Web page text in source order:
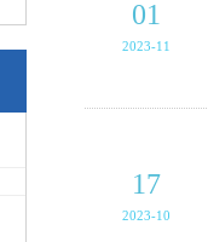
01
2023-11
17
2023-10